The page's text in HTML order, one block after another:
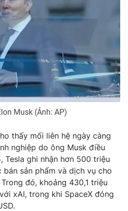
hình Việt Nam
VTV
và báo điện tử số 483/GP-BTTTT
Thị Mỹ Hạnh, Phạm Quốc Thắng,
931 - 024.38 355 932
024.66 897 897
Musk (Ảnh: AP)
thấy mối liên hệ ngày càng
nghiệp do ông Musk điều
Tesla ghi nhận hơn 500 triệu
sản phẩm và dịch vụ cho
đó, khoảng 430,1 triệu
xAI, trong khi SpaceX đóng